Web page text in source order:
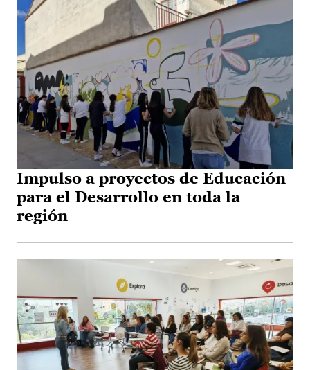
Impulso a proyectos de Educación
para el Desarrollo en toda la
región